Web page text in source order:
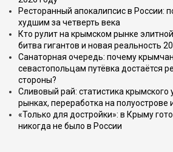
Ресторанный апокалипсис в России:
худшим за четверть века
Кто рулит на крымском рынке
битва гигантов и новая реальность
Санаторная очередь: почему
севастопольцам путёвка достаётся
стороны?
Сливовый рай: статистика
рынках, переработка на полуострове
«Только для достройки»: в Крыму
никогда не было в России